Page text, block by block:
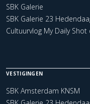
SBK Galerie
SBK Galerie 23
Cultuurvlog My Daily Shot
VESTIGINGEN
SBK Amsterdam KNSM